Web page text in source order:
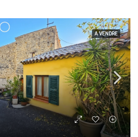
A VENDRE